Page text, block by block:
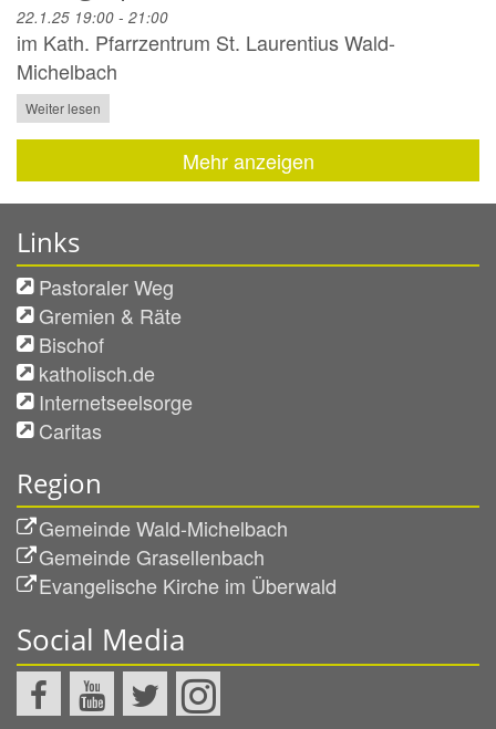
22.1.25 19:00 - 21:00
im Kath. Pfarrzentrum St. Laurentius Wald-
Michelbach
Weiter lesen
Mehr anzeigen
Links
Pastoraler Weg
Gremien & Räte
Bischof
katholisch.de
Internetseelsorge
Caritas
Region
Gemeinde Wald-Michelbach
Gemeinde Grasellenbach
Evangelische Kirche im Überwald
Social Media